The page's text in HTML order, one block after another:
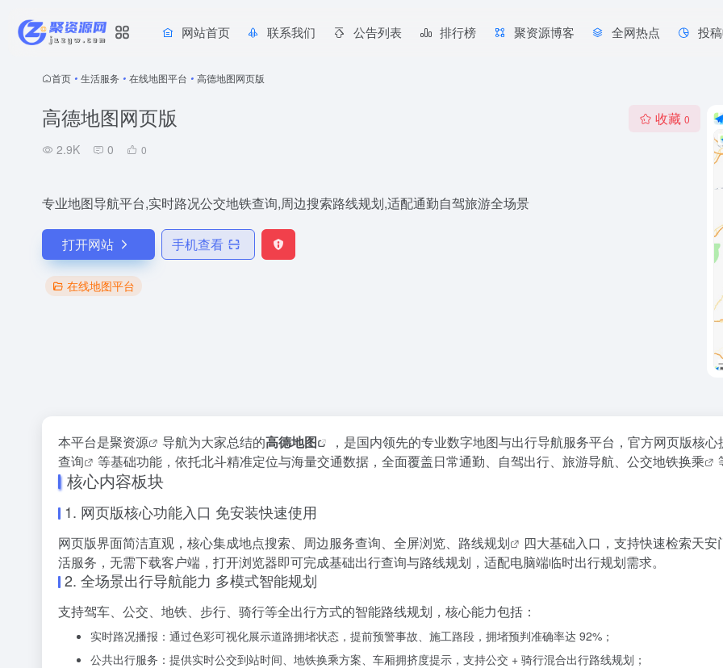
网站首页 联系我们 公告列表 排行榜 聚资源博客 全网热点 投
首页 • 生活服务 • 在线地图平台 • 高德地图网页版
高德地图网页版
2.9K 0 0
收藏 0
专业地图导航平台,实时路况公交地铁查询,周边搜索路线规划,适配通勤自驾旅游全场景
打开网站 手机查看
在线地图平台
本平台是聚资源 导航为大家总结的高德地图
，是国内领先的专业数字地图与出行导航服务平台，官方网页版核
查询
等基础功能，依托北斗精准定位与海量交通数据，全面覆盖日常通勤、自驾出行、旅游导航、 公交地铁换乘
核心内容板块
1. 网页版核心功能入口 免安装快速使用
网页版界面简洁直观，核心集成地点搜索、周边服务查询、全屏浏览、 路线规划
四大基础入口，支持快速检索天
活服务，无需下载客户端，打开浏览器即可完成基础出行查询与路线规划，适配电脑端临时出行规划需求。
2. 全场景出行导航能力 多模式智能规划
支持驾车、公交、地铁、步行、骑行等全出行方式的智能路线规划，核心能力包括：
实时路况播报：通过色彩可视化展示道路拥堵状态，提前预警事故、施工路段，拥堵预判准确率达 92%；
公共出行服务：提供实时公交到站时间、地铁换乘方案、车厢拥挤度提示，支持公交 + 骑行混合出行路线规划；